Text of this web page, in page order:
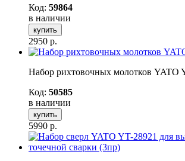
Код: 59864
в наличии
купить
2950 р.
Набор рихтовочных молотков YATO
Код: 50585
в наличии
купить
5990 р.